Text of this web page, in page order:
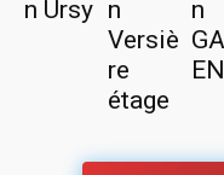
n Ursy n
Versiè
re
étage
n